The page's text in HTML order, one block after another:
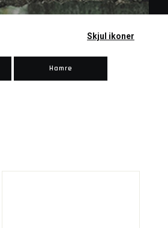
Skjul ikoner
Hamre